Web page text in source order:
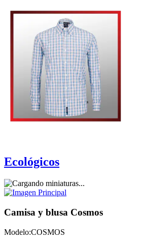
Ecológicos
Camisa y blusa Cosmos
Modelo:COSMOS